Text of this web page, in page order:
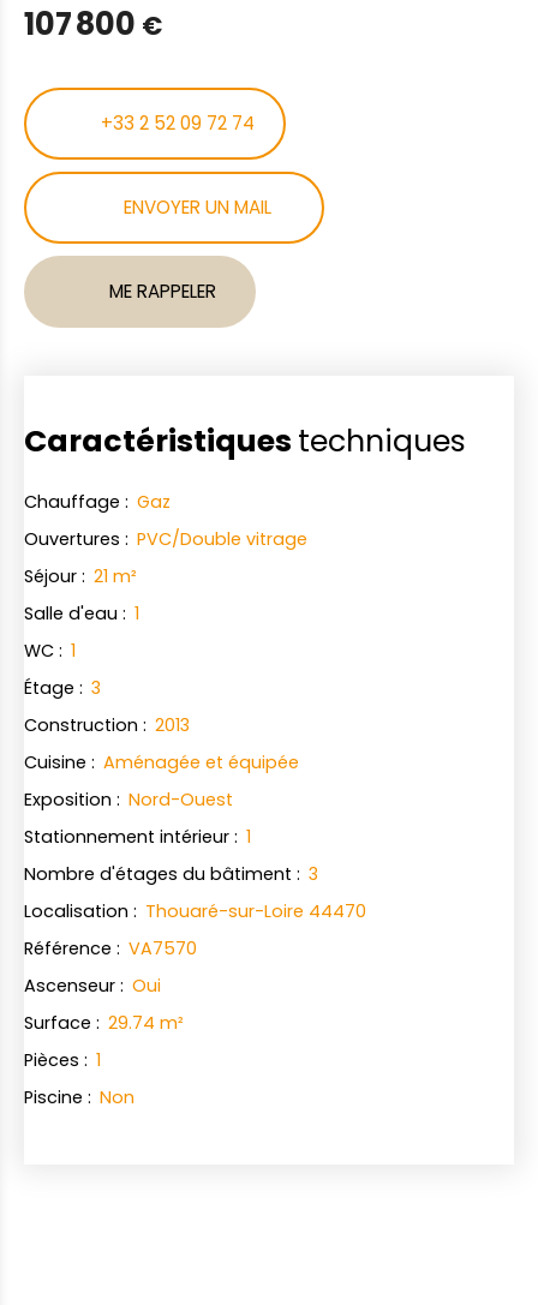
107 800 €
+33 2 52 09 72 74
ENVOYER UN MAIL
ME RAPPELER
Caractéristiques techniques
Chauffage : Gaz
Ouvertures : PVC/Double vitrage
Séjour : 21 m²
Salle d'eau : 1
WC : 1
Étage : 3
Construction : 2013
Cuisine : Aménagée et équipée
Exposition : Nord-Ouest
Stationnement intérieur : 1
Nombre d'étages du bâtiment : 3
Localisation : Thouaré-sur-Loire 44470
Référence : VA7570
Ascenseur : Oui
Surface : 29.74 m²
Pièces : 1
Piscine : Non